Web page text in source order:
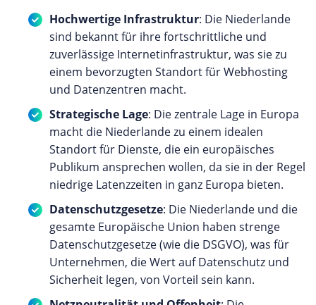
Hochwertige Infrastruktur: Die Niederlande
sind bekannt für ihre fortschrittliche und
zuverlässige Internetinfrastruktur, was sie zu
einem bevorzugten Standort für Webhosting
und Datenzentren macht.
Strategische Lage: Die zentrale Lage in Europa
macht die Niederlande zu einem idealen
Standort für Dienste, die ein europäisches
Publikum ansprechen wollen, da sie in der Regel
niedrige Latenzzeiten in ganz Europa bieten.
Datenschutzgesetze: Die Niederlande und die
gesamte Europäische Union haben strenge
Datenschutzgesetze (wie die DSGVO), was für
Unternehmen, die Wert auf Datenschutz und
Sicherheit legen, von Vorteil sein kann.